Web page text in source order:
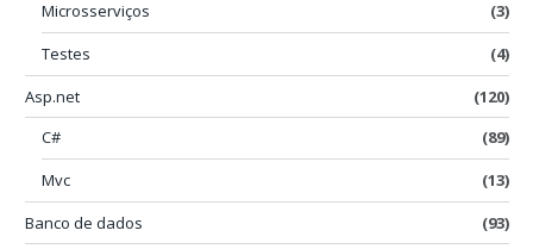
Microsserviços
(3)
Testes
(4)
Asp.net
(120)
C#
(89)
Mvc
(13)
Banco de dados
(93)